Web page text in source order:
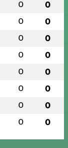
0 0
0 0
0 0
0 0
0 0
0 0
0 0
0 0